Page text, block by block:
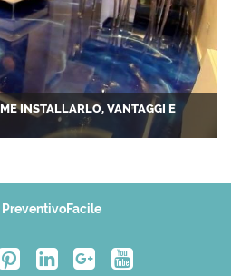
INSTALLARLO, VANTAGGI E